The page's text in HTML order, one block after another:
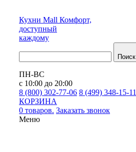
Кухни Mall Комфорт,
доступный
каждому
Поиск
ПН-ВС
с 10:00 до 20:00
8 (800) 302-77-06 8 (499) 348-15-11
КОРЗИНА
0 товаров. Заказать звонок
Меню